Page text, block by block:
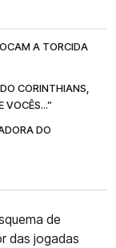
A TORCIDA
CORINTHIANS,
VOCÊS...”
DO
de
das jogadas